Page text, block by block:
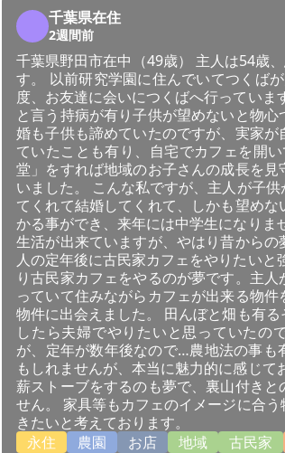
千葉県在住
2週間前
千葉県野田市在中（49歳） 主人は54歳
す。 以前研究学園に住んでいてつくば
度、お友達に会いにつくばへ行っていま
と言う持病が有り子供が望めないと物
婚も子供も諦めていたのですが、実家
ていたことも有り、自宅でカフェを開
堂」をすれば地域のお子さんの成長を
いました。 こんな私ですが、主人が子
てくれて結婚してくれて、しかも望め
かる事ができ、来年には中学生になりま
生活が出来ていますが、やはり昔から
人の定年後に古民家カフェをやりたいと
り古民家カフェをやるのが夢です。主
っていて住みながらカフェが出来る物
物件に出会えました。 田んぼと畑も有
したら夫婦でやりたいと思っていたの
が、定年が数年後なので…農地法の事も
もしれませんが、本当に魅力的に感じて
薪ストーブをするのも夢で、裏山付きと
せん。 家具等もカフェのイメージに合
きたいと考えております。
永住
農園 お店 地域 古民家